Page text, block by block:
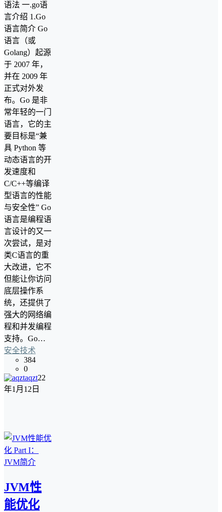
语法 一.go语
言介绍 1.Go
语言简介 Go
语言（或
Golang）起源
于 2007 年，
并在 2009 年
正式对外发
布。Go 是非
常年轻的一门
语言，它的主
要目标是“兼
具 Python 等
动态语言的开
发速度和
C/C++等编译
型语言的性能
与安全性” Go
语言是编程语
言设计的又一
次尝试，是对
类C语言的重
大改进，它不
但能让你访问
底层操作系
统，还提供了
强大的网络编
程和并发编程
支持。Go…
安全技术
384
0
aqzt22
年1月12日
JVM性
能优化